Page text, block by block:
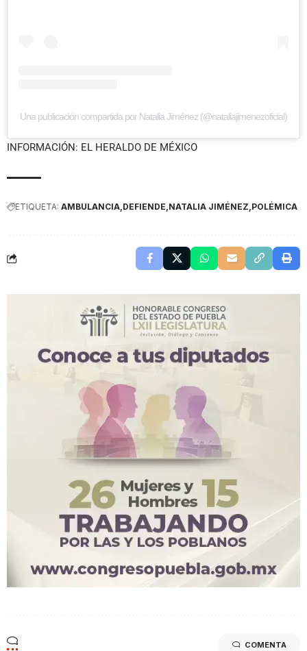
Una publicación compartida por Natalia Jiménez (@nataliajimenezoficial)
INFORMACIÓN: EL HERALDO DE MÉXICO
ETIQUETA: AMBULANCIA DEFIENDE NATALIA JIMÉNEZ POLÉMICA
COMENTA